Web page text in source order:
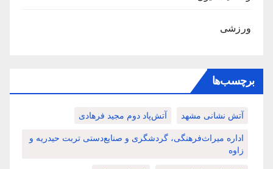
ورزشی
برچسب‌ها
آتش نشانی مشهد آتش‌پاد دوم مجید فرهادی
اداره میراث‌فرهنگی، گردشگری و صنایع‌دستی تربت حیدریه و
زاوه